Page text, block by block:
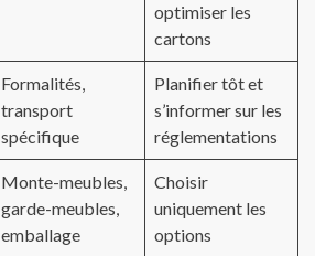
optimiser les
cartons
Formalités,
transport
spécifique
Planifier tôt et
s’informer sur les
réglementations
Monte-meubles,
garde-meubles,
emballage
Choisir
uniquement les
options